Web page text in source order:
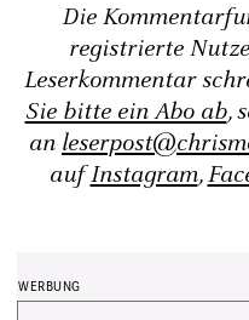
Die
registrierte
Leserkommentar
Sie bitte ein Abo ab,
an
aufInstagram,